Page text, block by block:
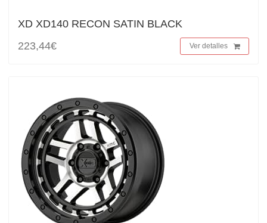
XD XD140 RECON SATIN BLACK
223,44€
Ver detalles